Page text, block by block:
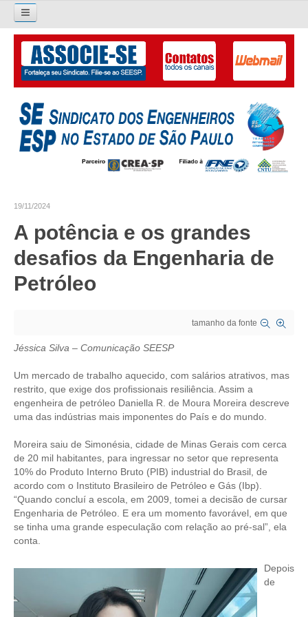
Pesquisar...
O SINDICATO
APRESENTAÇÃO
PALAVRA DO PRESIDENTE
SUBSEDES SINDICAIS
GALERIA EX-PRESIDENTES
HISTÓRICO E ATUAÇÃO
COMPOSIÇÃO
CONSELHOS ASSESSORES
PERSONALIDADES DA TECNOLOGIA
NÚCLEO DA MULHER ENGENHEIRA
TRANSPARÊNCIA
ACORDOS, CONVENÇÕES E DISSÍDIOS
19/11/2024
A potência e os grandes
desafios da Engenharia de
Petróleo
tamanho da fonte
Jéssica Silva – Comunicação SEESP
Um mercado de trabalho aquecido, com salários atrativos, mas
restrito, que exige dos profissionais resiliência. Assim a
engenheira de petróleo Daniella R. de Moura Moreira descreve
uma das indústrias mais imponentes do País e do mundo.
Moreira saiu de Simonésia, cidade de Minas Gerais com cerca
de 20 mil habitantes, para ingressar no setor que representa
10% do Produto Interno Bruto (PIB) industrial do Brasil, de
acordo com o Instituto Brasileiro de Petróleo e Gás (Ibp).
“Quando concluí a escola, em 2009, tomei a decisão de cursar
Engenharia de Petróleo. E era um momento favorável, em que
se tinha uma grande especulação com relação ao pré-sal”, ela
conta.
Depois
de